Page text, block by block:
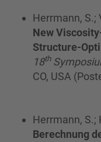
Herrmann, S.;
New
Structure-
18th
CO, USA
Herrmann, S.;
Berechnung